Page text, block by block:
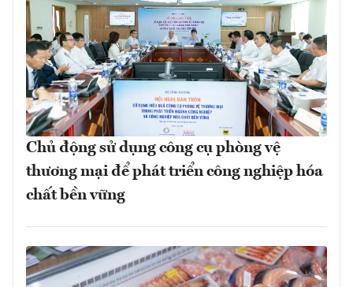
Chủ động sử dụng công cụ phòng vệ
thương mại để phát triển công nghiệp hóa
chất bền vững